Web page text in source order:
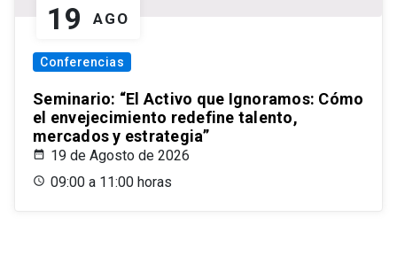
19 AGO
Conferencias
Seminario: “El Activo que Ignoramos: Cómo
el envejecimiento redefine talento,
mercados y estrategia”
19 de Agosto de 2026
09:00 a 11:00 horas